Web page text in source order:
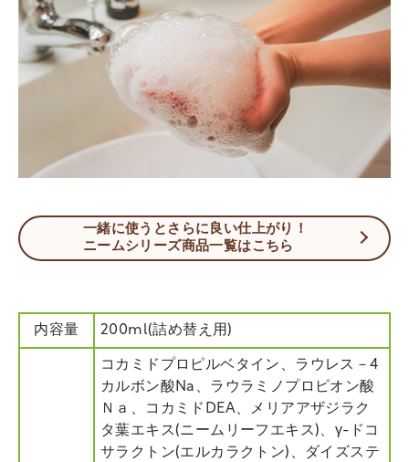
一緒に使うとさらに良い仕上がり！
ニームシリーズ商品一覧はこちら
内容量 200ml(詰め替え用)
コカミドプロピルベタイン、ラウレス－4
カルボン酸Na、ラウラミノプロピオン酸
Ｎａ、コカミドDEA、メリアアザジラク
タ葉エキス(ニームリーフエキス)、γ-ドコ
サラクトン(エルカラクトン)、ダイズステ